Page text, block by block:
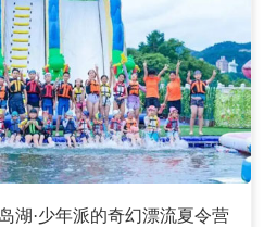
湖·少年派的奇幻漂流夏令营